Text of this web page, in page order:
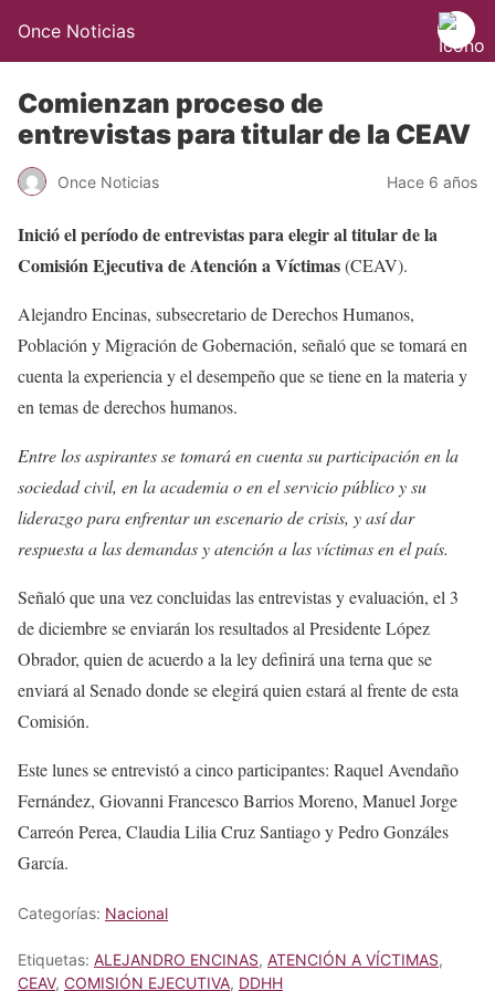
Once Noticias
Comienzan proceso de
entrevistas para titular de la CEAV
Once Noticias Hace 6 años
Inició el período de entrevistas para elegir al titular de la
Comisión Ejecutiva de Atención a Víctimas(CEAV).
Alejandro Encinas, subsecretario de Derechos Humanos,
Población y Migración de Gobernación, señaló que se tomará en
cuenta la experiencia y el desempeño que se tiene en la materia y
en temas de derechos humanos.
Entre los aspirantes se tomará en cuenta su participación en la
sociedad civil, en la academia o en el servicio público y su
liderazgo para enfrentar un escenario de crisis, y así dar
respuesta a las demandas y atención a las víctimas en el país.
Señaló que una vez concluidas las entrevistas y evaluación, el 3
de diciembre se enviarán los resultados al Presidente López
Obrador, quien de acuerdo a la ley definirá una terna que se
enviará al Senado donde se elegirá quien estará al frente de esta
Comisión.
Este lunes se entrevistó a cinco participantes: Raquel Avendaño
Fernández, Giovanni Francesco Barrios Moreno, Manuel Jorge
Carreón Perea, Claudia Lilia Cruz Santiago y Pedro Gonzáles
García.
Categorías: Nacional
Etiquetas: ALEJANDRO ENCINAS, ATENCIÓN A VÍCTIMAS,
CEAV, COMISIÓN EJECUTIVA, DDHH